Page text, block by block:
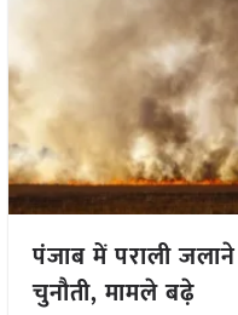
पंजाब में पराली
चुनौती, मामले बढ़े